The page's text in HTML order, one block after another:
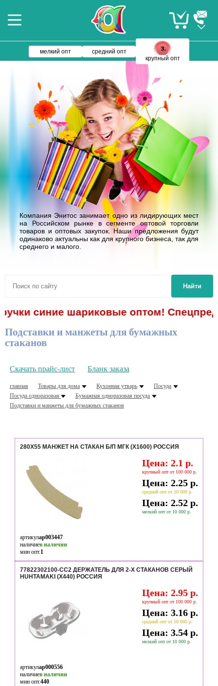
мелкий опт
средний опт
крупный опт
Компания Энитос занимает одно из лидирующих мест
на Российском рынке в сегменте оптовой торговли
товаров и оптовых закупок. Наши предложения будут
одинаково актуальны как для крупного бизнеса, так для
среднего и малого.
Найти
синие шариковые оптом!
Подставки и манжеты для бумажных
стаканов
Скачать прайс-лист Бланк заказа
главная Товары для дома Кухонная утварь
Посуда
Посуда одноразовая
Бумажная одноразовая посуда
Подставки и манжеты для бумажных стаканов
280Х55 МАНЖЕТ НА СТАКАН Б/П МГК (Х1600) РОССИЯ
Цена: 2.1 р.
крупный опт от 100 000 р.
Цена: 2.25 р.
средний опт от 50 000 р.
Цена: 2.52 р.
мелкий опт от 10 000 р.
артикулap003447
наличиев наличии
мин опт.1
77822302100-СС2 ДЕРЖАТЕЛЬ ДЛЯ 2-Х СТАКАНОВ СЕРЫЙ
HUHTAMAKI (Х440) РОССИЯ
Цена: 2.95 р.
крупный опт от 100 000 р.
Цена: 3.16 р.
средний опт от 50 000 р.
Цена: 3.54 р.
мелкий опт от 10 000 р.
артикулap000556
наличиев наличии
мин опт.440